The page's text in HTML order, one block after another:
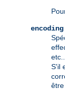
encoding
S'il